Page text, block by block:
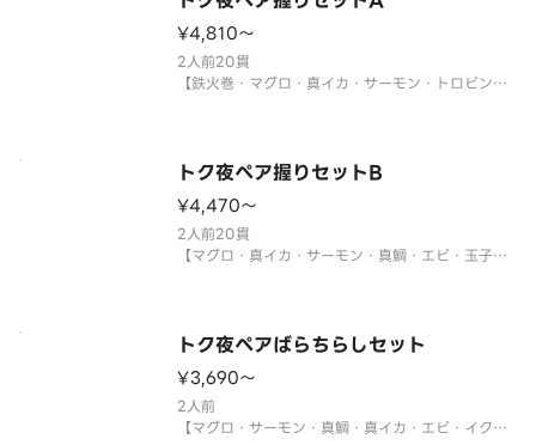
¥4,810〜
2人前20貫
【鉄火巻・マグロ・真イカ・サーモン・トロビンチ
だく場合がございます。
サイドメニューは下記よりお選びください。
※〈カッ
トク夜ペア握りセットB
¥4,470〜
2人前20貫
【マグロ・真イカ・サーモン・真鯛・エビ・玉子・
だく場合がございます。
サイドメニューは下記よりお選びください。
※〈カップ赤だし（あさり）〉
トク夜ペアばらちらしセット
¥3,690〜
2人前
【マグロ・サーモン・真鯛・真イカ・エビ・イク